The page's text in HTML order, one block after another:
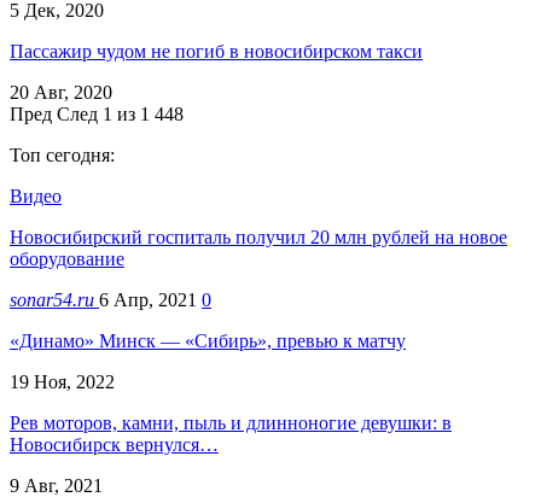
5 Дек, 2020
Пассажир чудом не погиб в новосибирском такси
20 Авг, 2020
Пред След 1 из 1 448
Топ сегодня:
Видео
Новосибирский госпиталь получил 20 млн рублей на новое
оборудование
sonar54.ru 6 Апр, 2021 0
«Динамо» Минск — «Сибирь», превью к матчу
19 Ноя, 2022
Рев моторов, камни, пыль и длинноногие девушки: в
Новосибирск вернулся…
9 Авг, 2021